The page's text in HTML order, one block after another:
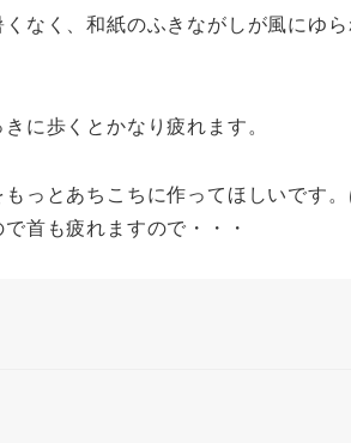
なく、和紙のふきながしが風にゆ
に歩くとかなり疲れます。
っとあちこちに作ってほしいです
首も疲れますので・・・